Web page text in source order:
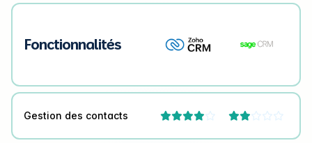
Fonctionnalités
Gestion des contacts  